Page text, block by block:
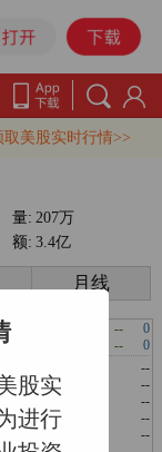
美股实时行情>>
量: 207万
额: 3.4亿
月线
--
0
--
0
--
--
--
--
--
--
--
--
--
股实
进行